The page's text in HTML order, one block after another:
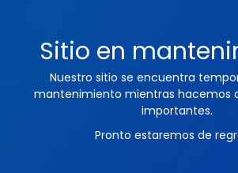
Sitio en
Nuestro sitio se encuentra
mantenimiento mientras hacemos
importantes.
Pronto estaremos de